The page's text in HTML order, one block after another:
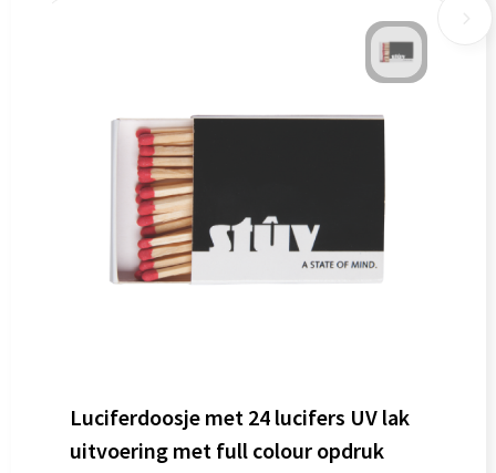
Luciferdoosje met 24 lucifers UV lak
uitvoering met full colour opdruk